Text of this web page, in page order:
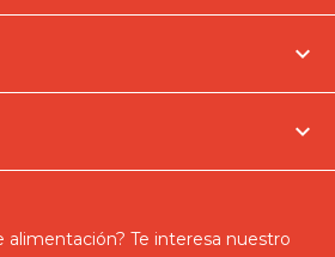


alimentación? Te interesa nuestro